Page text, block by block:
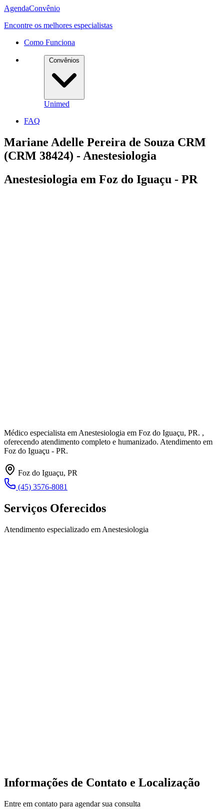
AgendaConvênio
Encontre os melhores especialistas
Como Funciona
Convênios
Unimed
FAQ
Mariane Adelle Pereira de Souza CRM
(CRM 38424) - Anestesiologia
Anestesiologia em Foz do Iguaçu - PR
Médico especialista em Anestesiologia em Foz do Iguaçu, PR. ,
oferecendo atendimento completo e humanizado. Atendimento em
Foz do Iguaçu - PR.
Foz do Iguaçu, PR
(45) 3576-8081
Serviços Oferecidos
Atendimento especializado em Anestesiologia
Informações de Contato e Localização
Entre em contato para agendar sua consulta